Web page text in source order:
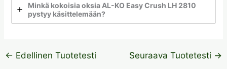
Minkä kokoisia oksia AL-KO Easy Crush LH 2810
pystyy käsittelemään?
← Edellinen Tuotetesti Seuraava Tuotetesti →